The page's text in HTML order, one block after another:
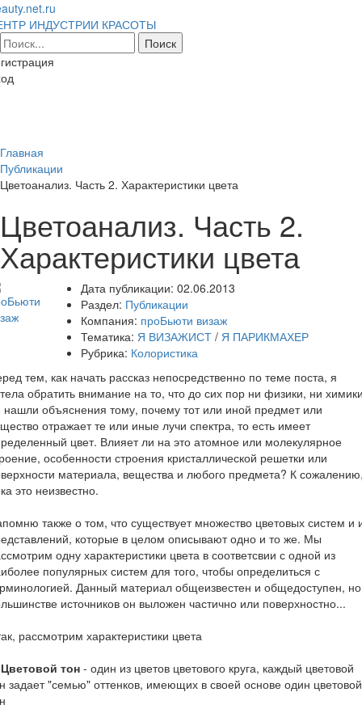
ИНДУСТРИИ КРАСОТЫ
Главная
Публикации
Цветоанализ. Часть 2. Характеристики цвета
Цветоанализ. Часть 2.
Характеристики цвета
Дата публикации: 02.06.2013
Раздел: Публикации
Компания: проБьюти визаж
Тематика: Я ВИЗАЖИСТ / Я ПАРИКМАХЕР
Рубрика: Колористика
тем, как начать рассказ непосредственно по теме поста, я
обратить внимание на то, что до сих пор ни физики, ни
нашли объяснения тому, почему тот или иной предмет или
отражает те или иные лучи спектра, то есть имеет
цвет. Влияет ли на это атомное или молекулярное
особенности строения кристаллической решетки или
материала, вещества и любого предмета? К
это неизвестно.
также о том, что существует множество цветовых систем и
которые в целом описывают одно и то же. Мы
одну характеристики цвета в соответсвии с одной из
популярных систем для того, чтобы определиться с
Данный материал общеизвестен и общедоступен,
источников он выложен частично или поверхностно...
рассмотрим характеристики цвета
тон - один из цветов цветового круга, каждый цветовой
задает "семью" оттенков, имеющих в своей основе один цветовой